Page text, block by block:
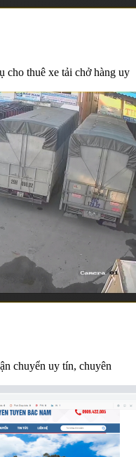
cho thuê xe tải chở hàng uy
chuyển uy tín, chuyên